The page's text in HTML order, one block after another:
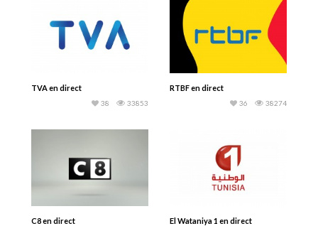
TVA en direct
33853
38
RTBF en direct
38274
36
C8 en direct El Wataniya 1 en direct